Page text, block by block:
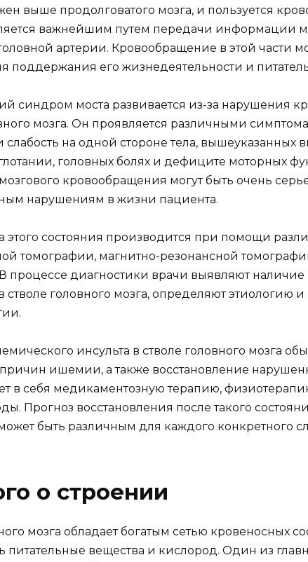
выше продолговатого мозга, и пользуется
важнейшим путем передачи информации
артерии. Кровообращение в этой части
поддержания его жизнедеятельности и
синдром моста развивается из-за нарушения
мозга. Он проявляется различными
слабость на одной стороне тела, вышеуказанных
головных болях и дефиците моторных
кровообращения могут быть очень
нарушениям в жизни пациента.
этого состояния производится при помощи
томографии, магнитно-резонансной
процессе диагностики врачи выявляют
стволе головного мозга, определяют этиологию
инсульта в стволе головного мозга
ишемии, а также восстановление
в себя медикаментозную терапию,
Прогноз восстановления после такого
быть различным для каждого конкретного
о строении
мозга обладает богатым сетью кровеносных
питательные вещества и кислород. Один из